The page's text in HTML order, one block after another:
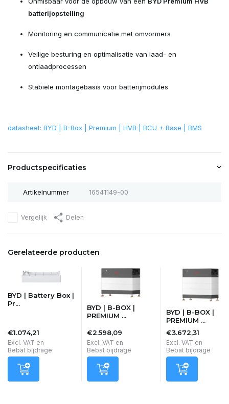
batterijopstelling
Monitoring en communicatie met omvormers
Veilige besturing en optimalisatie van laad- en
ontlaadprocessen
Stabiele montagebasis voor batterijmodules
datasheet: BYD | B-Box | Premium | HVB | BCU + Base | BMS
Productspecificaties
Artikelnummer 16541149-00
Vergelijk Delen
Gerelateerde producten
BYD | Battery Box |
Pr...
€1.074,21
Excl. VAT en
Bebat bijdrage
BYD | B-BOX |
PREMIUM ...
€2.598,09
Excl. VAT en
Bebat bijdrage
BYD | B-BOX |
PREMIUM ...
€3.672,31
Excl. VAT en
Bebat bijdrage